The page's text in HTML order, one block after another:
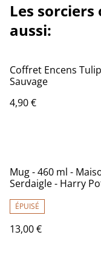
Les
aussi:
Coffret Encens
Sauvage
4,90 €
Mug - 460 ml -
Serdaigle - Harry
ÉPUISÉ
13,00 €